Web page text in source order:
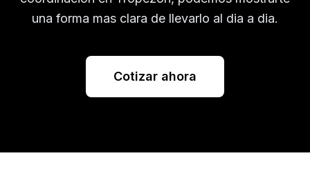
una forma mas clara de llevarlo al dia a dia.
Cotizar ahora